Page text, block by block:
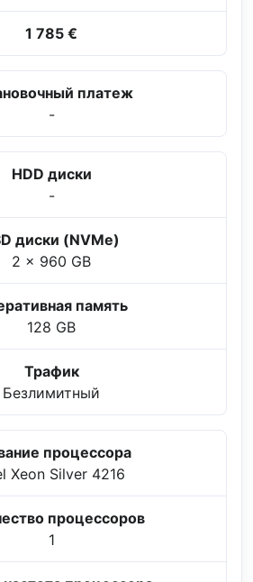
1 785 €
платеж
-
HDD диски
-
диски (NVMe)
2 x 960 GB
память
128 GB
Трафик
Безлимитный
процессора
Xeon Silver 4216
процессоров
1